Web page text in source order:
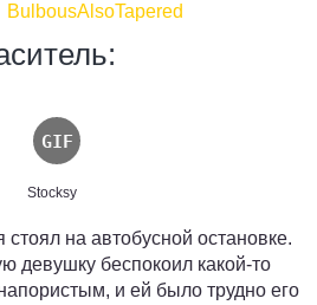
BulbousAlsoTapered
Stocksy
стоял на автобусной остановке.
девушку беспокоил какой-то
и ей было трудно его